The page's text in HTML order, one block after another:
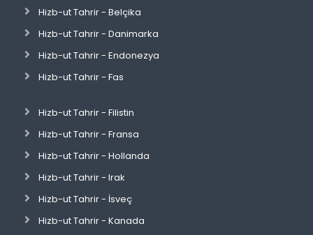
Hizb-ut Tahrir - Belçika
Hizb-ut Tahrir - Danimarka
Hizb-ut Tahrir - Endonezya
Hizb-ut Tahrir - Fas
Hizb-ut Tahrir - Filistin
Hizb-ut Tahrir - Fransa
Hizb-ut Tahrir - Hollanda
Hizb-ut Tahrir - Irak
Hizb-ut Tahrir - İsveç
Hizb-ut Tahrir - Kanada